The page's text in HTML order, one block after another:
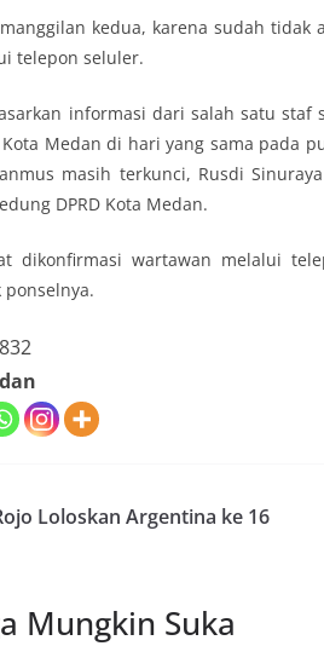
kedua, karena sudah
telepon seluler.
informasi dari salah satu
Kota Medan di hari yang sama pada
masih terkunci, Rusdi
DPRD Kota Medan.
dikonfirmasi wartawan melalui
832
Loloskan Argentina ke 16
Mungkin Suka